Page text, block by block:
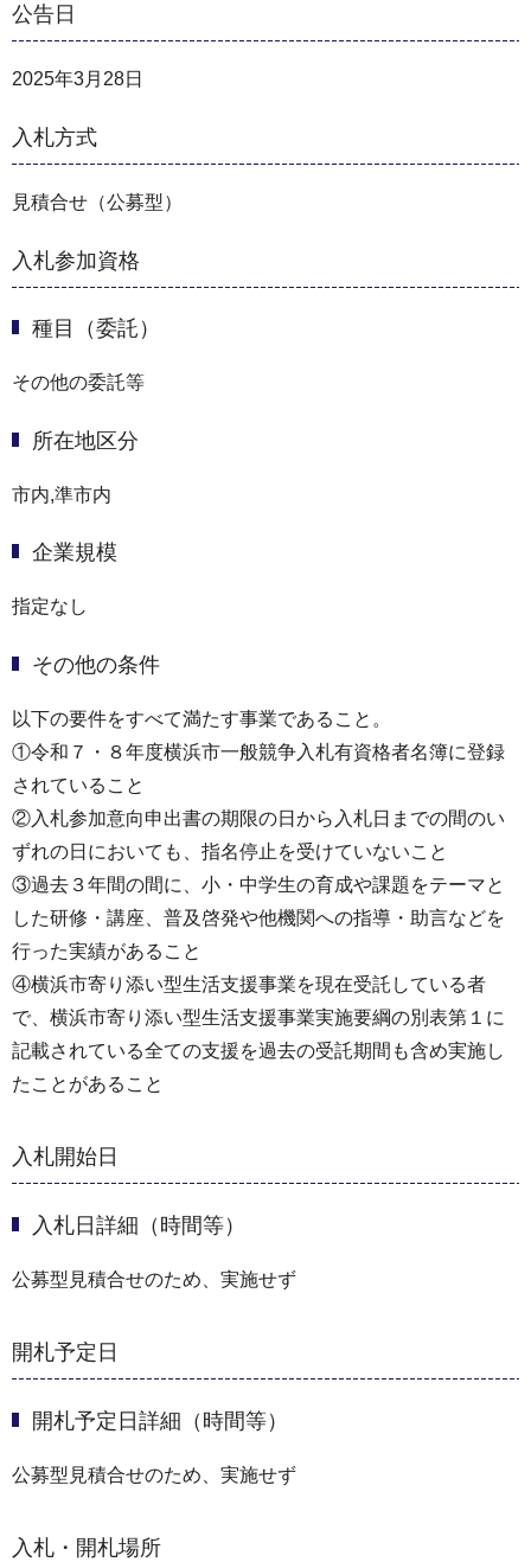
公告日
2025年3月28日
入札方式
見積合せ（公募型）
入札参加資格
種目（委託）
その他の委託等
所在地区分
市内,準市内
企業規模
指定なし
その他の条件
以下の要件をすべて満たす事業であること。
①令和７・８年度横浜市一般競争入札有資格者名簿に登録
されていること
②入札参加意向申出書の期限の日から入札日までの間のい
ずれの日においても、指名停止を受けていないこと
③過去３年間の間に、小・中学生の育成や課題をテーマと
した研修・講座、普及啓発や他機関への指導・助言などを
行った実績があること
④横浜市寄り添い型生活支援事業を現在受託している者
で、横浜市寄り添い型生活支援事業実施要綱の別表第１に
記載されている全ての支援を過去の受託期間も含め実施し
たことがあること
入札開始日
入札日詳細（時間等）
公募型見積合せのため、実施せず
開札予定日
開札予定日詳細（時間等）
公募型見積合せのため、実施せず
入札・開札場所